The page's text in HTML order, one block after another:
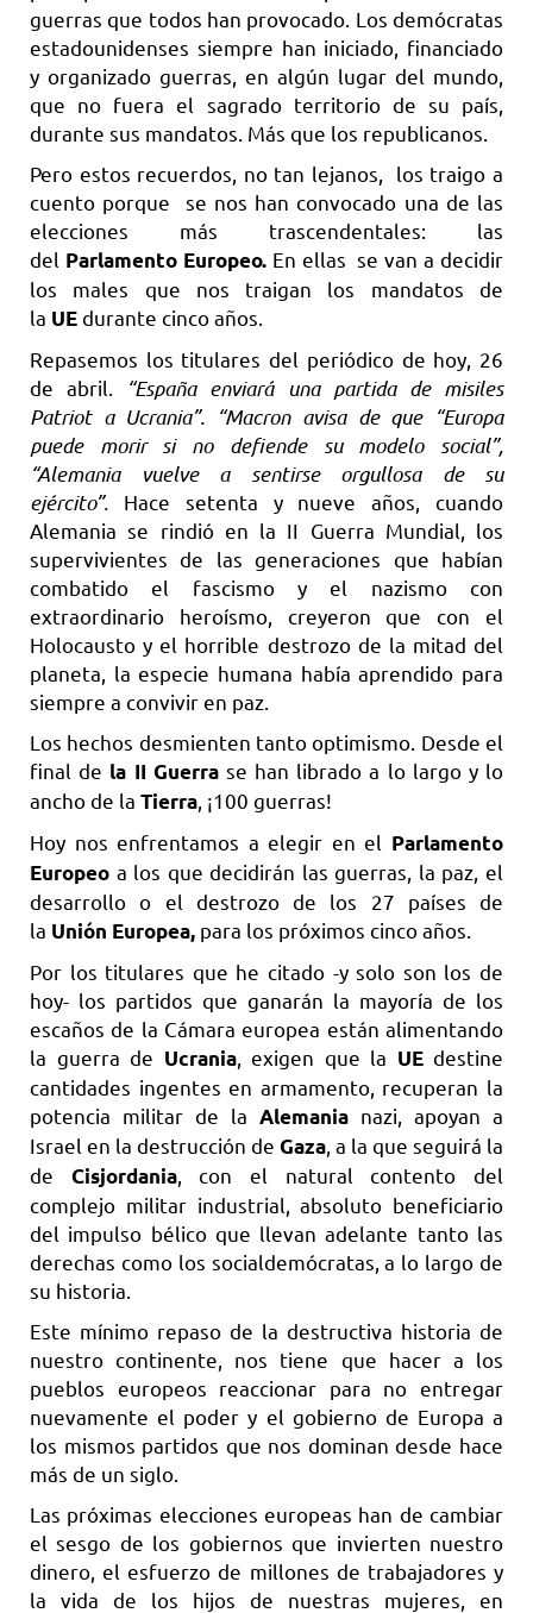
guerras que todos han provocado. Los demócratas
estadounidenses siempre han iniciado, financiado
y organizado guerras, en algún lugar del mundo,
que no fuera el sagrado territorio de su país,
durante sus mandatos. Más que los republicanos.
Pero estos recuerdos, no tan lejanos, los traigo a
cuento porque se nos han convocado una de las
elecciones más trascendentales: las
del Parlamento Europeo.En ellas se van a decidir
los males que nos traigan los mandatos de
la UEdurante cinco años.
Repasemos los titulares del periódico de hoy, 26
de abril.
“España enviará una partida de misiles
Patriot a Ucrania”. “Macron avisa de que “Europa
puede morir si no defiende su modelo social”,
“Alemania vuelve a sentirse orgullosa de su
ejército”. Hace setenta y nueve años, cuando
Alemania se rindió en la II Guerra Mundial, los
supervivientes de las generaciones que habían
combatido el fascismo y el nazismo con
extraordinario heroísmo, creyeron que con el
Holocausto y el horrible destrozo de la mitad del
planeta, la especie humana había aprendido para
siempre a convivir en paz.
Los hechos desmienten tanto optimismo. Desde el
final de la II Guerra se han librado a lo largo y lo
ancho de la Tierra , ¡100 guerras!
Hoy nos enfrentamos a elegir en el Parlamento
Europeo a los que decidirán las guerras, la paz, el
desarrollo o el destrozo de los 27 países de
la Unión Europea, para los próximos cinco años.
Por los titulares que he citado -y solo son los de
hoy- los partidos que ganarán la mayoría de los
escaños de la Cámara europea están alimentando
la guerra de Ucrania, exigen que la UEdestine
cantidades ingentes en armamento, recuperan la
potencia militar de la Alemania nazi, apoyan a
Israel en la destrucción de Gaza , a la que seguirá la
de Cisjordania, con el natural contento del
complejo militar industrial, absoluto beneficiario
del impulso bélico que llevan adelante tanto las
derechas como los socialdemócratas, a lo largo de
su historia.
Este mínimo repaso de la destructiva historia de
nuestro continente, nos tiene que hacer a los
pueblos europeos reaccionar para no entregar
nuevamente el poder y el gobierno de Europa a
los mismos partidos que nos dominan desde hace
más de un siglo.
Las próximas elecciones europeas han de cambiar
el sesgo de los gobiernos que invierten nuestro
dinero, el esfuerzo de millones de trabajadores y
la vida de los hijos de nuestras mujeres, en